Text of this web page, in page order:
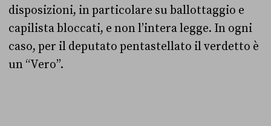
disposizioni, in particolare su ballottaggio e
capilista bloccati, e non l’intera legge. In ogni
caso, per il deputato pentastellato il verdetto è
un “Vero”.